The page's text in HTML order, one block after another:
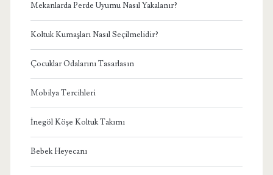
Mekanlarda Perde Uyumu Nasıl Yakalanır?
Koltuk Kumaşları Nasıl Seçilmelidir?
Çocuklar Odalarını Tasarlasın
Mobilya Tercihleri
İnegöl Köşe Koltuk Takımı
Bebek Heyecanı